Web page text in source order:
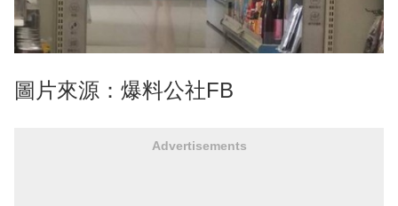
圖片來源：爆料公社FB
Advertisements